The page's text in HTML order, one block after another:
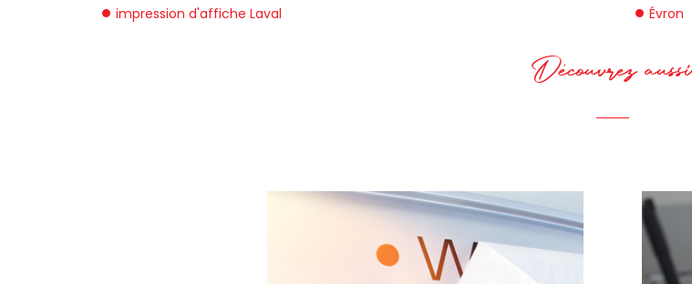
impression d'affiche Laval
Évron
Découvrez aussi